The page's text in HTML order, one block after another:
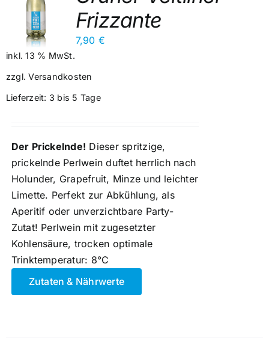
Kontakt
Frizzante
7,90 €
inkl. 13 % MwSt.
zzgl.Versandkosten
Lieferzeit: 3 bis 5 Tage
Der Prickelnde! Dieser spritzige,
prickelnde Perlwein duftet herrlich nach
Holunder, Grapefruit, Minze und leichter
Limette. Perfekt zur Abkühlung, als
Aperitif oder unverzichtbare Party-
Zutat! Perlwein mit zugesetzter
Kohlensäure, trocken optimale
Trinktemperatur: 8°C
Zutaten & Nährwerte